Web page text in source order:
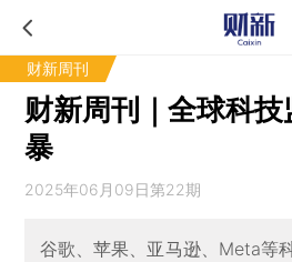
财新周刊
财新周刊｜全球科
暴
2025年06月09日第22期
谷歌、苹果、亚马逊、Meta等